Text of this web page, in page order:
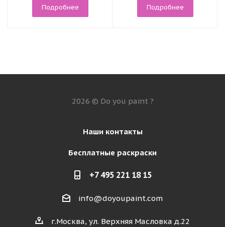
Подробнее Подробнее
2026 © Do you paint ?
Наши контакты
Бесплатные раскраски
+7 495 221 18 15
info@doyoupaint.com
г.Москва, ул. Верхняя Масловка д.22